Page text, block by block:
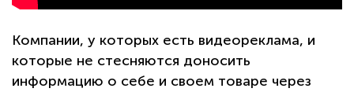
Компании, у которых есть видеореклама, и
которые не стесняются доносить
информацию о себе и своем товаре через